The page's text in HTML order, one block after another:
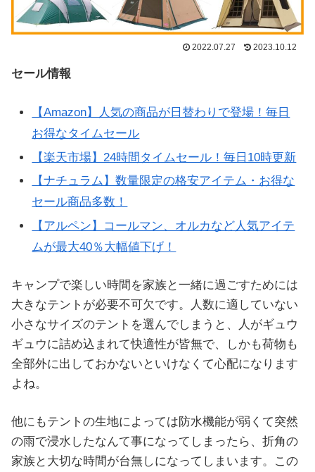
2022.07.27 2023.10.12
セール情報
【Amazon】人気の商品が日替わりで登場！毎日
お得なタイムセール
【楽天市場】24時間タイムセール！毎日10時更新
【ナチュラム】数量限定の格安アイテム・お得な
セール商品多数！
【アルペン】コールマン、オルカなど人気アイテ
ムが最大40％大幅値下げ！
キャンプで楽しい時間を家族と一緒に過ごすためには
大きなテントが必要不可欠です。人数に適していない
小さなサイズのテントを選んでしまうと、人がギュウ
ギュウに詰め込まれて快適性が皆無で、しかも荷物も
全部外に出しておかないといけなくて心配になります
よね。
他にもテントの生地によっては防水機能が弱くて突然
の雨で浸水したなんて事になってしまったら、折角の
家族と大切な時間が台無しになってしまいます。この